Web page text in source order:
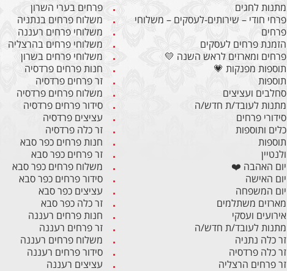
מתנות לחגים
פרחי חודי – שירותים-לעסקים – משלוחי
פרחים
הזמנת פרחים לעסקים
פרחים ומארזים לראש השנה 💛
תוספות מפנקות 💗
תוספות
סחלבים ועציצים
מתנות לעובד/ת חדש/ה
סידורי פרחים
כלים ותוספות
תוספות
ולנטיין
יום האהבה ❤️
יום האישה
יום המשפחה
מארזים משתלמים
אירועים ועסקי
מתנות לעובד/ת חדש/ה
זר כלה נתניה
זר כלה פרדסיה
זר פרחים הרצליה
פרחים בערי השרון
משלוח פרחים בנתניה
משלוחי פרחים רעננה
משלוחי פרחים בהרצליה
משלוחי פרחים בשרון
חנות פרחים פרדסיה
זר פרחים פרדסיה
משלוח פרחים פרדסיה
סידור פרחים פרדסיה
עציצים פרדסיה
זר כלה פרדסיה
חנות פרחים כפר סבא
זר פרחים כפר סבא
משלוח פרחים כפר סבא
סידור פרחים כפר סבא
עציצים כפר סבא
זר כלה כפר סבא
חנות פרחים רעננה
זר פרחים רעננה
משלוח פרחים רעננה
סידור פרחים רעננה
עציצים רעננה